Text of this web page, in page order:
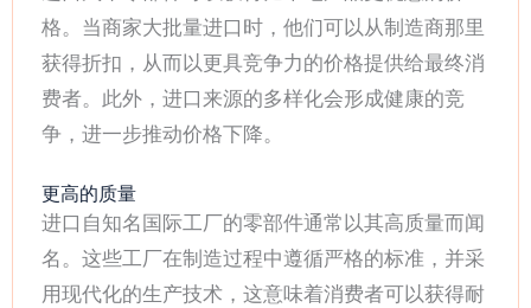
格。当商家大批量进口时，他们可以从制造商那里
获得折扣，从而以更具竞争力的价格提供给最终消
费者。此外，进口来源的多样化会形成健康的竞
争，进一步推动价格下降。
更高的质量
进口自知名国际工厂的零部件通常以其高质量而闻
名。这些工厂在制造过程中遵循严格的标准，并采
用现代化的生产技术，这意味着消费者可以获得耐